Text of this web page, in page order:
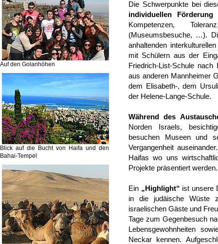
Auf den Golanhöhen
Blick auf die Bucht von Haifa und den
Bahai-Tempel
Die Schwerpunkte bei
individuellen Förderung
Kompetenzen,
(Museumsbesuche, …).
anhaltenden
mit Schülern aus der
Friedrich-List-Schule
aus anderen Mannheimer
dem Elisabeth-, dem
der Helene-Lange-Schule.
Während des
Norden Israels,
besuchen Museen und
Vergangenheit
Haifas wo uns
Projekte präsentiert werden.
Ein „Highlight“ ist unsere
in die judäische Wüste
israelischen Gäste und
Tage zum Gegenbesuch
Lebensgewohnheiten
Neckar kennen.